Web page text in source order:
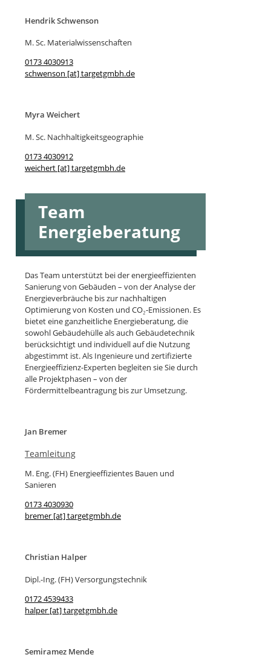
Hendrik Schwenson
M. Sc. Materialwissenschaften
0173 4030913
schwenson [at] targetgmbh.de
Myra Weichert
M. Sc. Nachhaltigkeitsgeographie
0173 4030912
weichert [at] targetgmbh.de
Team
Energieberatung
Das Team unterstützt bei der energieeffizienten
Sanierung von Gebäuden – von der Analyse der
Energieverbräuche bis zur nachhaltigen
Optimierung von Kosten und CO₂-Emissionen. Es
bietet eine ganzheitliche Energieberatung, die
sowohl Gebäudehülle als auch Gebäudetechnik
berücksichtigt und individuell auf die Nutzung
abgestimmt ist. Als Ingenieure und zertifizierte
Energieeffizienz-Experten begleiten sie Sie durch
alle Projektphasen – von der
Fördermittelbeantragung bis zur Umsetzung.
Jan Bremer
Teamleitung
M. Eng. (FH) Energieeffizientes Bauen und
Sanieren
0173 4030930
bremer [at] targetgmbh.de
Christian Halper
Dipl.-Ing. (FH) Versorgungstechnik
0172 4539433
halper [at] targetgmbh.de
Semiramez Mende